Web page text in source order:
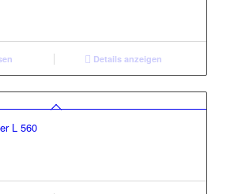
Details anzeigen
L 560